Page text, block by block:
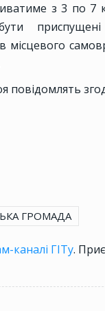
з 3 по 7
місцевого
повідомлять
ГРОМАДА
каналі ГІТу.